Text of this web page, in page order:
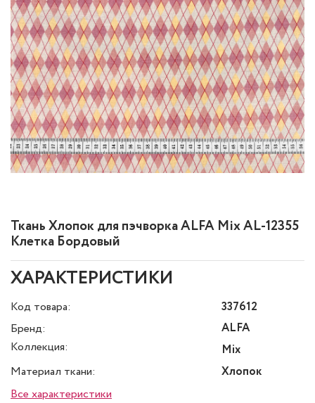
Ткань Хлопок для пэчворка ALFA Mix AL-12355
Клетка Бордовый
ХАРАКТЕРИСТИКИ
Код товара:
337612
Бренд:
ALFA
Коллекция:
Mix
Материал ткани:
Хлопок
Все характеристики